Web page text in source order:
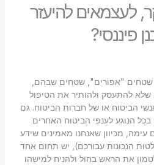
לעצמאים להיעזר
פיננסי?
"אפורים", שטחים שבהם,
שלא להתעסק ולהותיר את הטיפול
הביטוח או של חברות הביטוח. גם
הנוגע לענפי הביטוח האחרים
עימה, מכיוון שאנחנו מאמינים שידע
הנכונות עבורכם), יש תחום אחד
את הראש בחול ולהניח למישהו